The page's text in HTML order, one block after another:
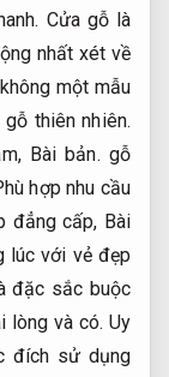
Cửa gỗ là
nhất xét về
một mẫu
thiên nhiên.
Bài bản. gỗ
hợp nhu cầu
đẳng cấp, Bài
lúc với vẻ đẹp
đặc sắc buộc
lòng và có. Uy
đích sử dụng